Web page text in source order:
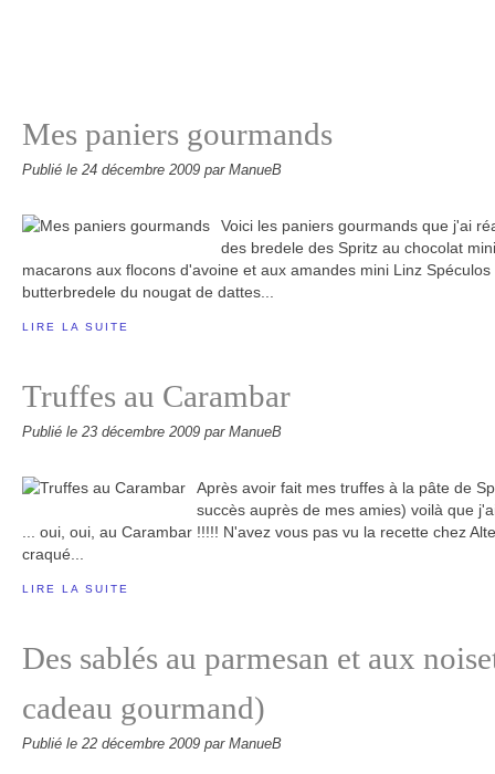
Mes paniers gourmands
Publié le 24 décembre 2009 par ManueB
Voici les paniers gourmands que j'ai
des bredele des Spritz au chocolat
macarons aux flocons d'avoine et aux amandes mini Linz
butterbredele du nougat de dattes...
LIRE LA SUITE
Truffes au Carambar
Publié le 23 décembre 2009 par ManueB
Après avoir fait mes truffes à la pâte de
succès auprès de mes amies) voilà que
... oui, oui, au Carambar !!!!! N'avez vous pas vu la recette chez
craqué...
LIRE LA SUITE
Des sablés au parmesan et aux
cadeau gourmand)
Publié le 22 décembre 2009 par ManueB